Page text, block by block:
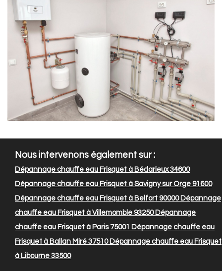
Nous intervenons également sur :
Dépannage chauffe eau Frisquet à Bédarieux 34600
Dépannage chauffe eau Frisquet à Savigny sur Orge 91600
Dépannage chauffe eau Frisquet à Belfort 90000Dépannage
chauffe eau Frisquet à Villemomble 93250Dépannage
chauffe eau Frisquet à Paris 75001 Dépannage chauffe eau
Frisquet à Ballan Miré 37510Dépannage chauffe eau Frisquet
à Libourne 33500